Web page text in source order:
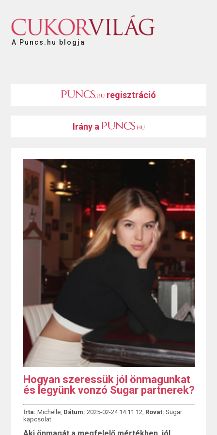
A Puncs.hu blogja
regisztráció
Irány a
Hogyan szeressük jól önmagunkat
és legyünk vonzó Sugar partnerek?
Írta: Michelle, Dátum: 2025-02-24 14:11:12, Rovat: Sugar
kapcsolat